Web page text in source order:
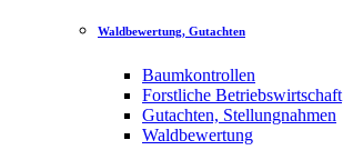
Waldbewertung, Gutachten
Baumkontrollen
Forstliche Betriebswirtschaft
Gutachten, Stellungnahmen
Waldbewertung